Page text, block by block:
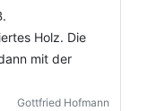
Holz. Die
mit der
Gottfried Hofmann